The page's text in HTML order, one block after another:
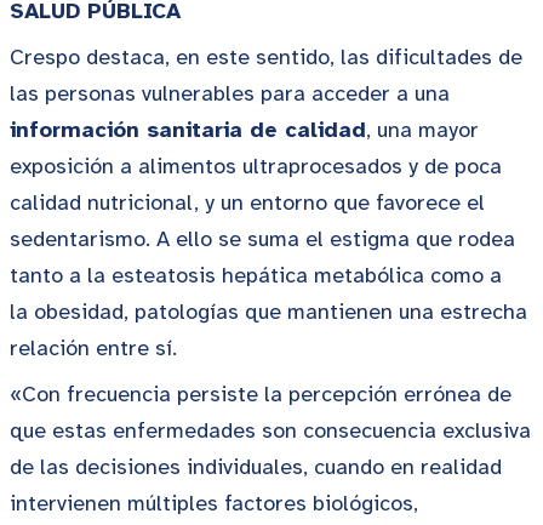
SALUD PÚBLICA
Crespo destaca, en este sentido, las dificultades de
las personas vulnerables para acceder a una
información sanitaria de calidad, una mayor
exposición a alimentos ultraprocesados y de poca
calidad nutricional, y un entorno que favorece el
sedentarismo. A ello se suma el estigma que rodea
tanto a la esteatosis hepática metabólica como a
la obesidad, patologías que mantienen una estrecha
relación entre sí.
«Con frecuencia persiste la percepción errónea de
que estas enfermedades son consecuencia exclusiva
de las decisiones individuales, cuando en realidad
intervienen múltiples factores biológicos,